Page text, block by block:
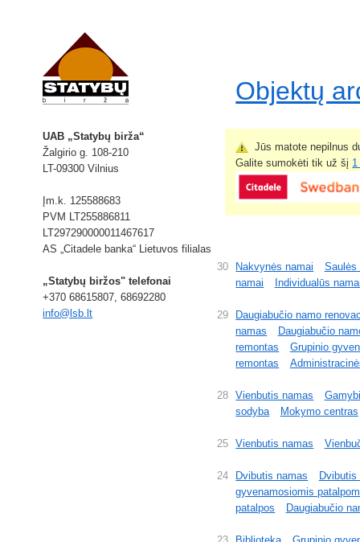
Objektų
UAB „Statybų birža“
Žalgirio g. 108-210
LT-09300 Vilnius
Įm.k. 125588683
PVM LT255886811
LT297290000011467617
AS „Citadele banka“ Lietuvos filialas
„Statybų biržos" telefonai
+370 68615807, 68692280
info@lsb.lt
Jūs matote nepilnus
Galite sumokėti tik už šį
30 Nakvynės namai
Saulės
namai
Individualūs
29
Daugiabučio namo
namas
Daugiabučio
remontas
Grupinio
remontas
28 Vienbutis namas
sodyba
Mokymo centras
25 Vienbutis namas
24 Dvibutis namas
Dvibutis
gyvenamosiomis
patalpos
Daugiabučio